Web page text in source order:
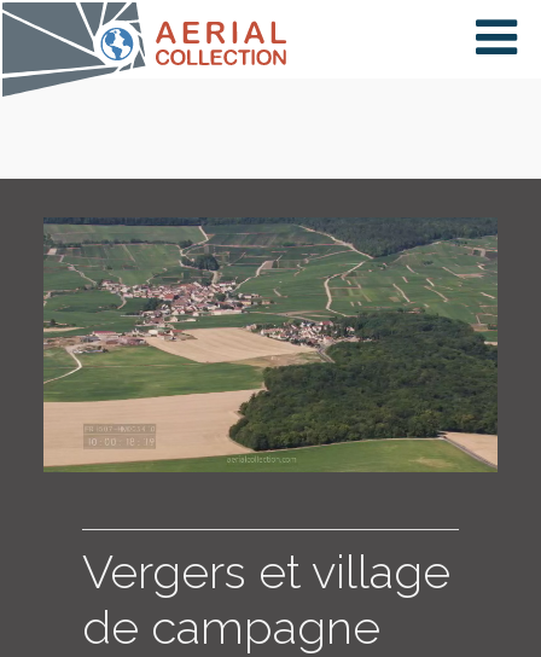
×
PAYS
CARTE
COLLECTIONS
LOGIN
ENGLISH
Vergers et village
de campagne